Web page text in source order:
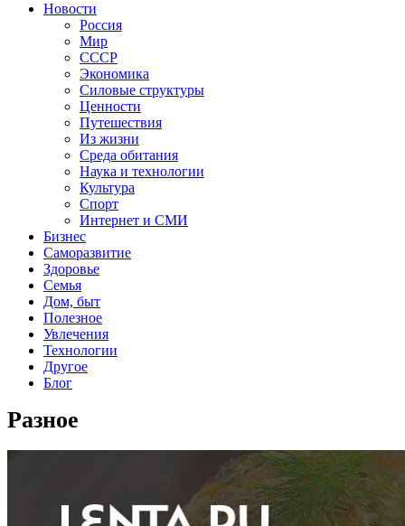
Новости
Россия
Мир
СССР
Экономика
Силовые структуры
Ценности
Путешествия
Из жизни
Среда обитания
Наука и технологии
Культура
Спорт
Интернет и СМИ
Бизнес
Саморазвитие
Здоровье
Семья
Дом, быт
Полезное
Увлечения
Технологии
Другое
Блог
Разное